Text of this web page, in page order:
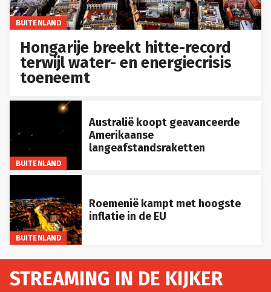
BUITENLAND
Hongarije breekt hitte-record
terwijl water- en energiecrisis
toeneemt
BUITENLAND
Australië koopt geavanceerde
Amerikaanse
langeafstandsraketten
BUITENLAND
Roemenië kampt met hoogste
inflatie in de EU
STREAMING IN DE KIJKER